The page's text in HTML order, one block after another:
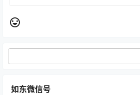
如东微信号